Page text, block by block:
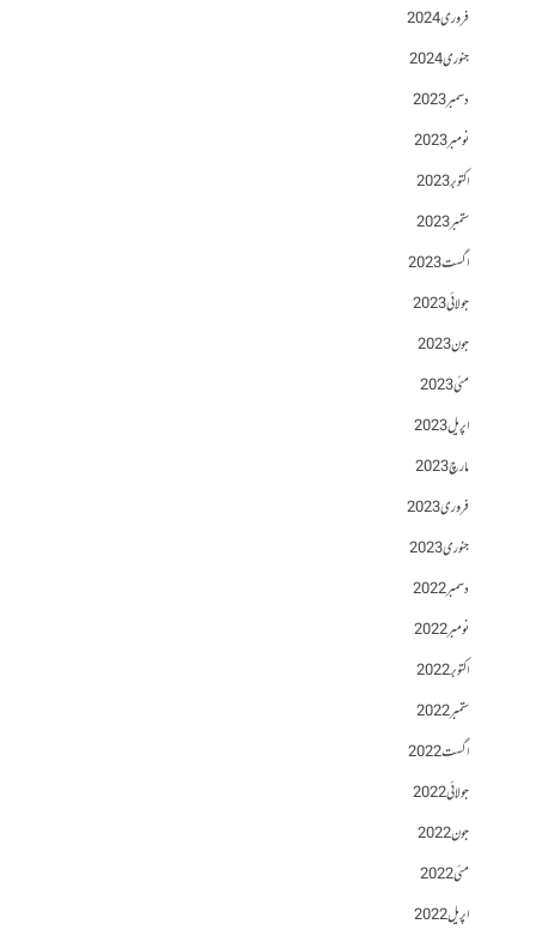
فروری 2024
جنوری 2024
دسمبر 2023
نومبر 2023
اکتوبر 2023
ستمبر 2023
اگست 2023
جولائی 2023
جون 2023
مئی 2023
اپریل 2023
مارچ 2023
فروری 2023
جنوری 2023
دسمبر 2022
نومبر 2022
اکتوبر 2022
ستمبر 2022
اگست 2022
جولائی 2022
جون 2022
مئی 2022
اپریل 2022